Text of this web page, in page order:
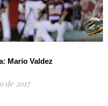
Mario Valdez
de 2017